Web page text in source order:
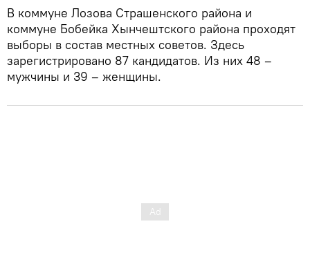
В коммуне Лозова Страшенского района и
коммуне Бобейка Хынчештского района проходят
выборы в состав местных советов. Здесь
зарегистрировано 87 кандидатов. Из них 48 –
мужчины и 39 – женщины.